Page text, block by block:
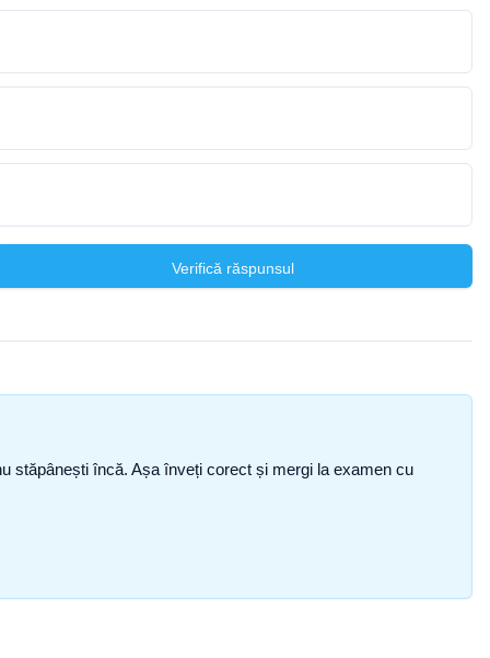
Verifică răspunsul
stăpânești încă. Așa înveți corect și mergi la examen cu